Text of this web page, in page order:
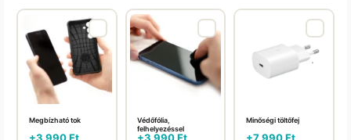
Megbízható tok
Védőfólia,
felhelyezéssel
Minőségi töltőfej